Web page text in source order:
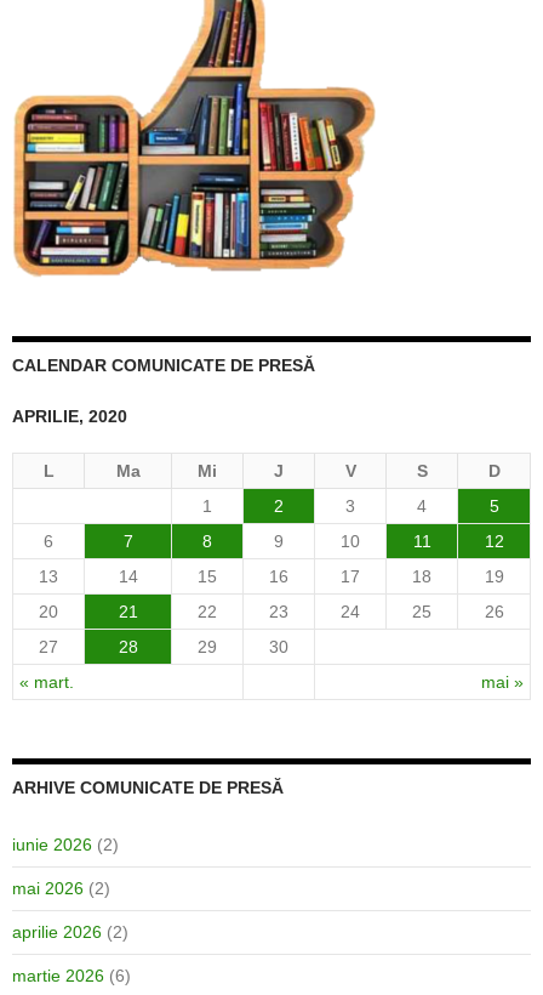
CALENDAR COMUNICATE DE PRESĂ
APRILIE, 2020
L Ma Mi J V S D
« mart. mai »
1 2 3 4
5
6
7 8 9 10 11
12
13
14 15 16 17 18
19
20
21 22 23 24 25
26
27
28 29 30
ARHIVE COMUNICATE DE PRESĂ
iunie 2026 (2)
mai 2026 (2)
aprilie 2026 (2)
martie 2026 (6)